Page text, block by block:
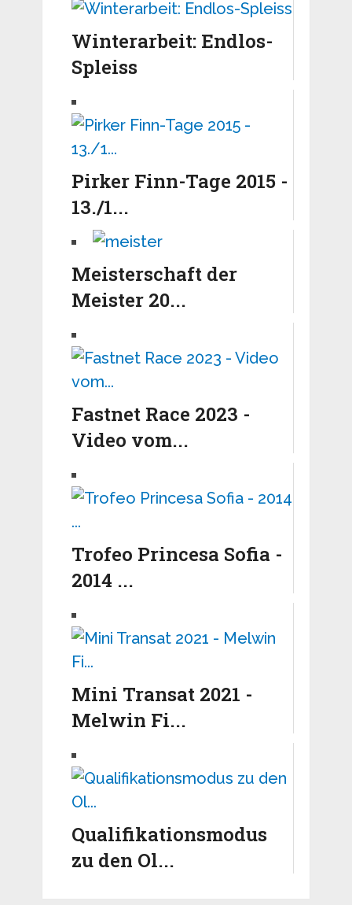
Winterarbeit: Endlos-
Spleiss
Pirker Finn-Tage 2015 -
13./1...
Meisterschaft der
Meister 20...
Fastnet Race 2023 -
Video vom...
Trofeo Princesa Sofia -
2014 ...
Mini Transat 2021 -
Melwin Fi...
Qualifikationsmodus
zu den Ol...